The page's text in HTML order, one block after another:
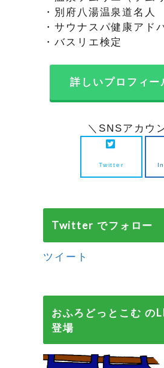
・別府八湯温泉道名人
・サウナスパ健康アド
・バスリエ検定
詳しいプロフィー
＼SNSアカウ
Twitter
Twitter でフォロー
ツイート
おふろどっとこむ の
登場